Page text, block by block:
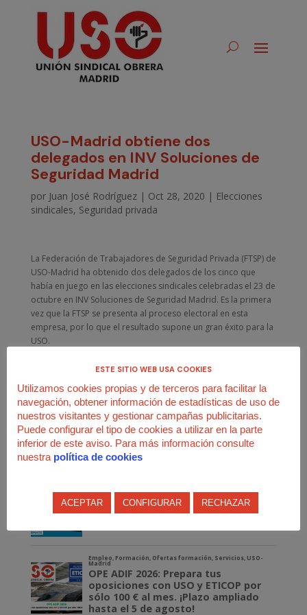
USO-Madrid obtiene dos
delegados en INV Soluciones de
Seguridad Madrid
por Juan José Rodríguez| Oct 28, 2020 | Elecciones
sindicales, Seguridad privada
La Federación de Trabajadores de Seguridad Privada (FTSP) de
USO-Madrid ha obtenido dos delegados de los cinco que
había en juego en las elecciones sindicales celebradas el 23 de
octubre en INV Soluciones de Seguridad Madrid. Es la primera
vez que la FTSP se presenta al proceso electoral en esta
empresa, por lo que el resultado supone un gran éxito para la
USO.
CCOO: 2 delegados
UGT: 1 delegado
ESTE SITIO WEB USA COOKIES
Utilizamos cookies propias y de terceros para facilitar la
navegación, obtener información de estadísticas de uso de
nuestros visitantes y gestionar campañas publicitarias.
Puede configurar el tipo de cookies a utilizar en la parte
inferior de este aviso. Para más información consulte
nuestra política de cookies
ACEPTAR CONFIGURAR RECHAZAR